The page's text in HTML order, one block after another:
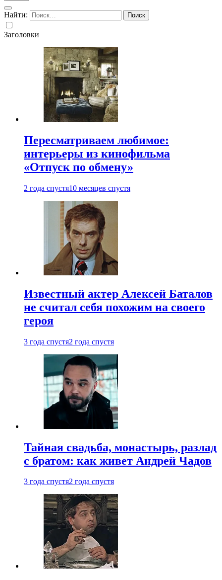
Найти:
Заголовки
Пересматриваем любимое:
интерьеры из кинофильма
«Отпуск по обмену»
2 года спустя10 месяцев спустя
Известный актер Алексей Баталов
не считал себя похожим на своего
героя
3 года спустя2 года спустя
Тайная свадьба, монастырь, разлад
с братом: как живет Андрей Чадов
3 года спустя2 года спустя